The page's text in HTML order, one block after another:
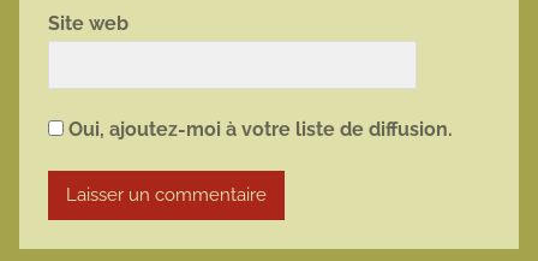
Site web
Oui, ajoutez-moi à votre liste de diffusion.